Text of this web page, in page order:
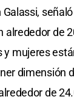
alrededor de
y mujeres
dimensión
de